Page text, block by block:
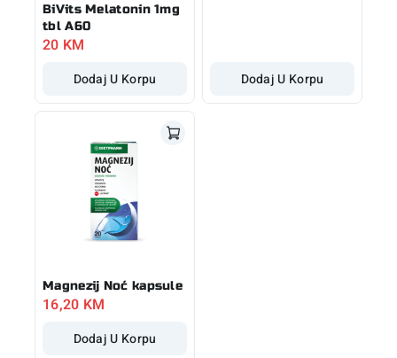
BiVits Melatonin 1mg
tbl A60
20 KM
Dodaj U Korpu Dodaj U Korpu
Magnezij Noć kapsule
16,20 KM
Dodaj U Korpu